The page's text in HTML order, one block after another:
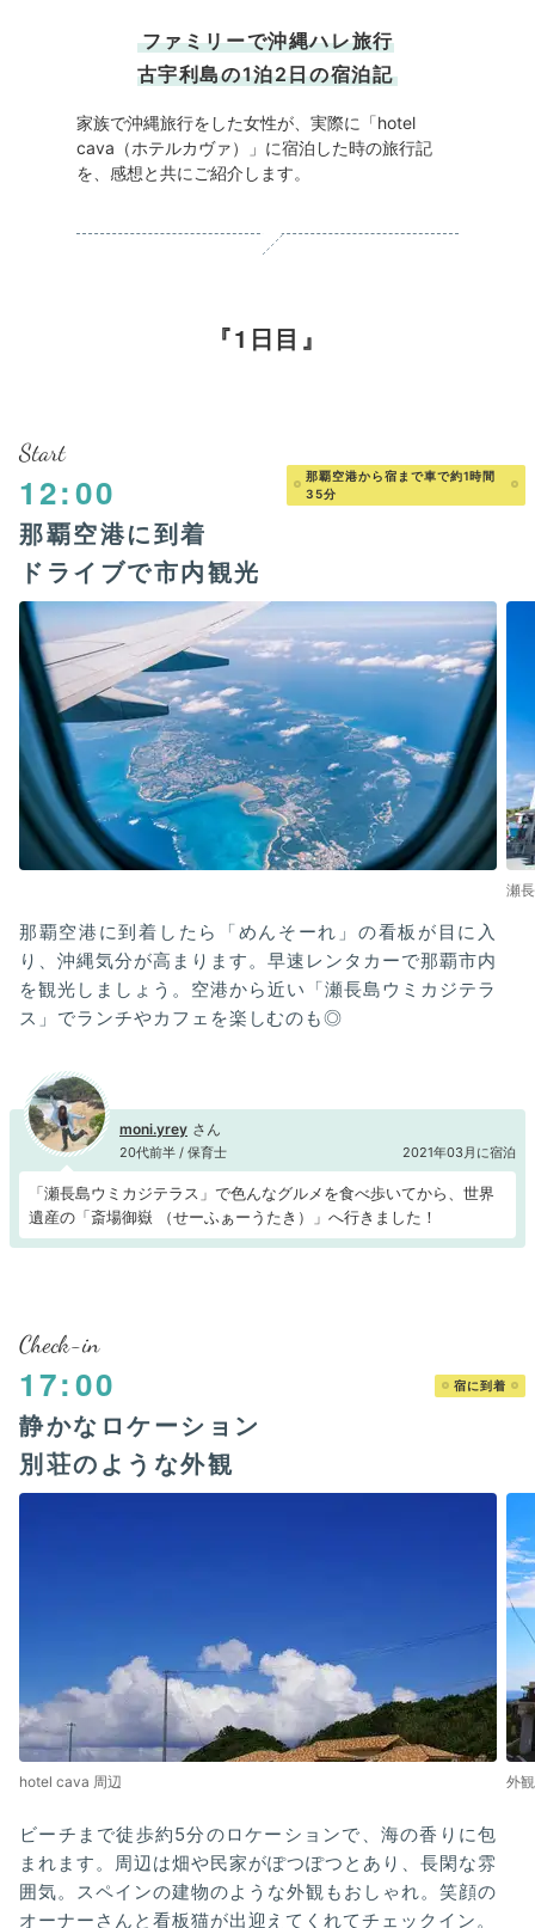
ファミリーで沖縄ハレ旅行
古宇利島の1泊2日の宿泊記
家族で沖縄旅行をした女性が、実際に「hotel
cava（ホテルカヴァ）」に宿泊した時の旅行記
を、感想と共にご紹介します。
1日目
Start
12:00
那覇空港から宿まで車で約1時間
35分
那覇空港に到着
ドライブで市内観光
瀬
那覇空港に到着したら「めんそーれ」の看板が目に入
り、沖縄気分が高まります。早速レンタカーで那覇市内
を観光しましょう。空港から近い「瀬長島ウミカジテラ
ス」でランチやカフェを楽しむのも◎
moni.yrey
20代前半 / 保育士 2021年03月に宿泊
「瀬長島ウミカジテラス」で色んなグルメを食べ歩いてから、世界
遺産の「斎場御嶽 （せーふぁーうたき）」へ行きました！
Check-in
17:00 宿に到着
静かなロケーション
別荘のような外観
hotel cava 周辺 外観
ビーチまで徒歩約5分のロケーションで、海の香りに包
まれます。周辺は畑や民家がぽつぽつとあり、長閑な雰
囲気。スペインの建物のような外観もおしゃれ。笑顔の
オーナーさんと看板猫が出迎えてくれてチェックイン。